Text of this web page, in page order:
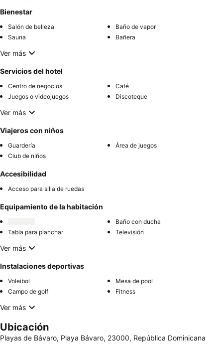
Bienestar
Salón de belleza
Baño de vapor
Sauna
Bañera
Ver más
Servicios del hotel
Centro de negocios
Café
Juegos o videojuegos
Discoteque
Ver más
Viajeros con niños
Guardería
Área de juegos
Club de niños
Accesibilidad
Acceso para silla de ruedas
Equipamiento de la habitación
Baño con ducha
Tabla para planchar
Televisión
Ver más
Instalaciones deportivas
Voleibol
Mesa de pool
Campo de golf
Fitness
Ver más
Ubicación
Playas de Bávaro, Playa Bávaro, 23000, República Dominicana